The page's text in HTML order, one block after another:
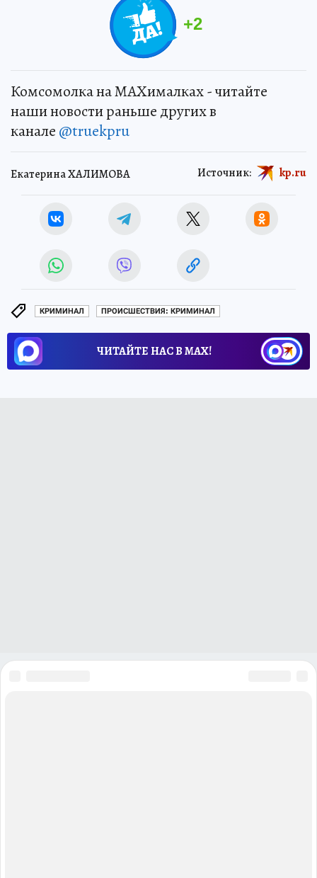
+2
Комсомолка на MAXималках - читайте
наши новости раньше других в
канале @truekpru
Екатерина ХАЛИМОВА Источник: kp.ru
КРИМИНАЛ ПРОИСШЕСТВИЯ: КРИМИНАЛ
ЧИТАЙТЕ НАС В МАХ!